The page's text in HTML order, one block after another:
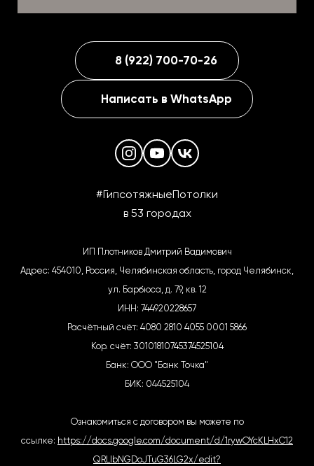
8 (922) 700-70-26
Написать в WhatsApp
#ГипсотяжныеПотолки
в 53 городах
ИП Плотников Дмитрий Вадимович
Адрес: 454010, Россия, Челябинская область, город Челябинск,
ул. Барбюса, д. 79, кв. 12
ИНН: 744920228657
Расчётный счёт: 4080 2810 4055 0001 5866
Кор. счёт: 30101810745374525104
Банк: ООО "Банк Точка"
БИК: 044525104
Ознакомиться с договором вы можете по
ссылке: https://docs.google.com/document/d/1rywOYcKLHxC12
QRLIbNGDoJTuG36LG2x/edit?